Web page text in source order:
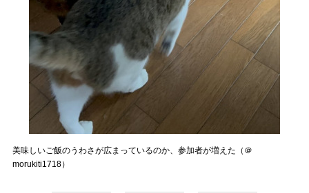
美味しいご飯のうわさが広まっているのか、参加者が増えた（＠
morukiti1718）